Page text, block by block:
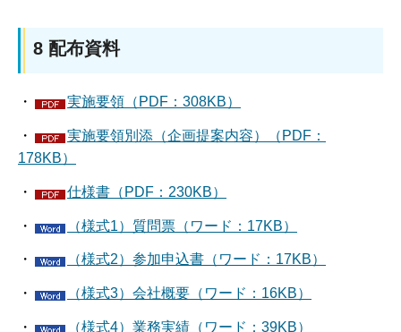
8 配布資料
・ 実施要領（PDF：308KB）
・
実施要領別添（企画提案内容）（PDF：
178KB）
・ 仕様書（PDF：230KB）
・ （様式1）質問票（ワード：17KB）
・ （様式2）参加申込書（ワード：17KB）
・ （様式3）会社概要（ワード：16KB）
・ （様式4）業務実績（ワード：39KB）